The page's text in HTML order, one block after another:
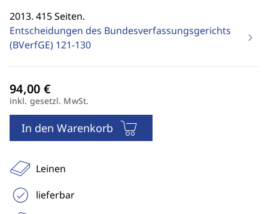
2013. 415 Seiten.
Entscheidungen des Bundesverfassungsgerichts
(BVerfGE) 121-130
inkl. gesetzl. MwSt.
In den Warenkorb
Leinen
lieferbar